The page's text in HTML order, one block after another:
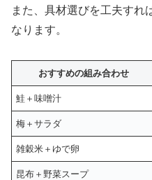
また、具材選びを工夫すれ
なります。
おすすめの組み合わせ
鮭＋味噌汁
梅＋サラダ
雑穀米＋ゆで卵
昆布＋野菜スープ